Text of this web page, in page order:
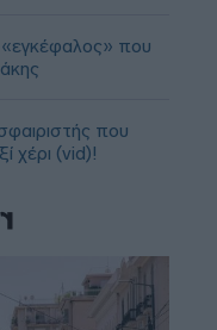
«εγκέφαλος» που
που
χέρι (vid)!